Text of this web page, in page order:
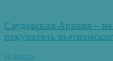
Саудовская Аравия –
покупатель
Новости